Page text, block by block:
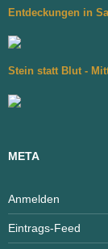
Entdeckungen in
Stein statt Blut -
META
Anmelden
Eintrags-Feed